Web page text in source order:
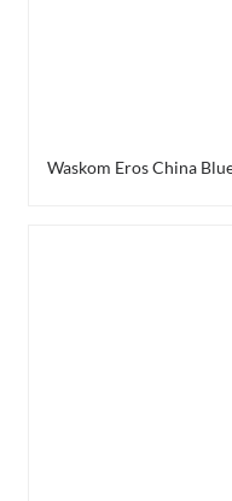
Waskom Eros China